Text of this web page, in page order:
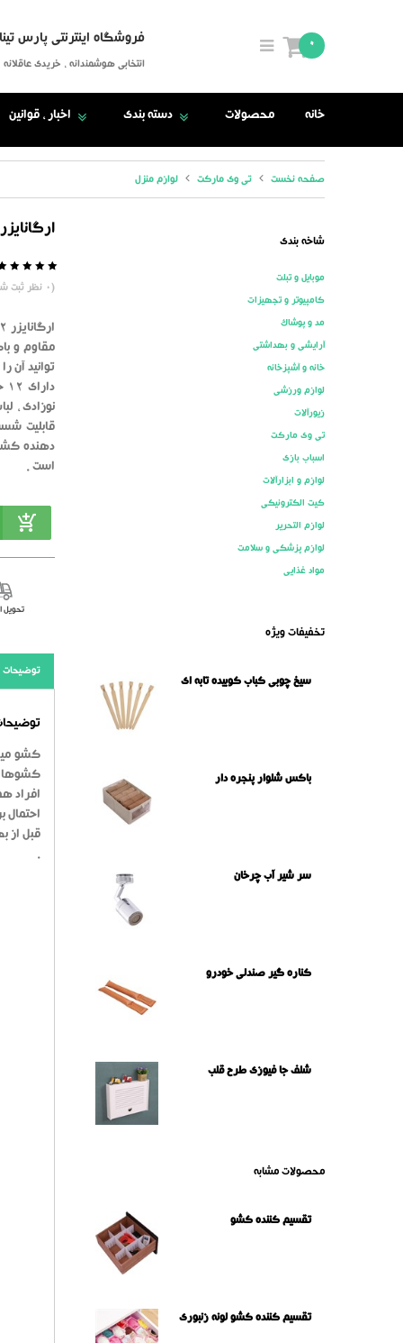
فروشگاه اینترنتی پارس تینا
انتخابی هوشمندانه ، خریدی عاقلانه
0
خانه محصولات دسته بندی اخبار ، قوانین
صفحه نخست تی وی مارکت لوازم منزل
ارگانایزر 12 خانه پارچه ای
50
(
0 نظر ثبت
مقاوم و
توانید
نوزادی ،
قابلیت
است .
توضیحات
کشو
کشوها
افراد
احتمال
.
شاخه بندی
موبایل و تبلت
کامپیوتر و تجهیزات
مد و پوشاک
آرایشی و بهداشتی
خانه و آشپزخانه
لوازم ورزشی
زیورآلات
تی وی مارکت
اسباب بازی
لوازم و ابزارآلات
کیت الکترونیکی
لوازم التحریر
لوازم پزشکی و سلامت
مواد غذایی
تخفیفات ویژه
سیخ چوبی کباب کوبیده تابه ای
باکس شلوار پنجره دار
سر شیر آب چرخان
کناره گیر صندلی خودرو
شلف جا فیوزی طرح قلب
محصولات مشابه
تقسیم کننده کشو
تقسیم کننده کشو لونه زنبوری